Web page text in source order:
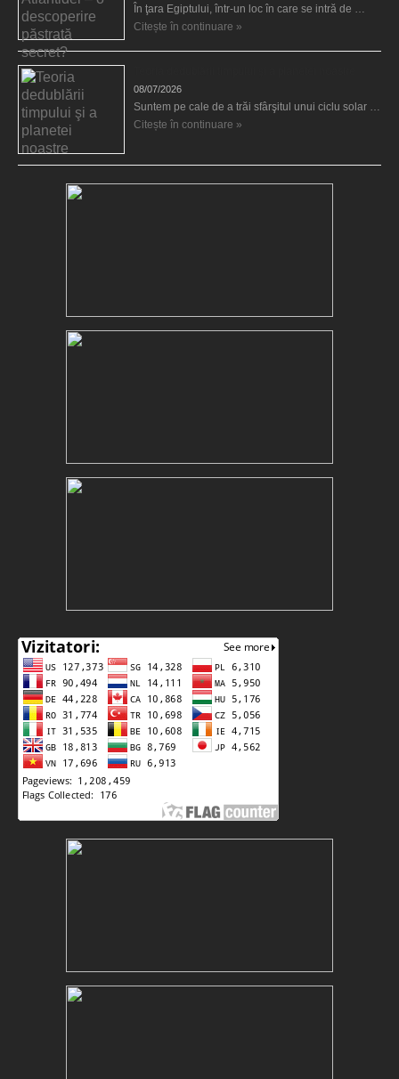
În ţara Egiptului, într-un loc în care se intră de …
Citește în continuare »
08/07/2026
Suntem pe cale de a trăi sfârşitul unui ciclu solar …
Citește în continuare »